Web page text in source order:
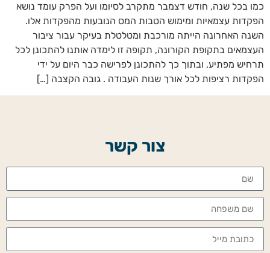
כמו בכל שנה, חודש דצמבר מתקרב לסיומו ועל הפרק עומד נושא
הפקדות עצמאיות ומימוש הטבות המס הנובעות מהפקדות אלו.
השנה האחרונה הייתה מורכבת ומטלטלת בעיקר עבור ציבור
העצמאים בתקופת הקורונה, תקופה זו לימדה אותנו להתכונן לכל
תרחיש מפתיע, ובתוך כך להתכונן לפרישה כבר היום על ידי
הפקדות רציפות לכל אורך שנות העבודה . גובה הקצבה […]
צור קשר